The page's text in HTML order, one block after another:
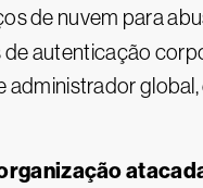
de nuvem para
de autenticação
administrador